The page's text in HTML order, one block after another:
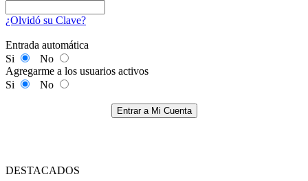
¿Olvidó su Clave?
Entrada automática
Si
No
Agregarme a los usuarios activos
Si
No
Entrar a Mi Cuenta
DESTACADOS